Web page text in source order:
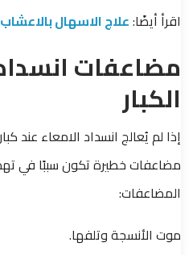
اقرأ أيضًا:علاج الاسهال
مضاعفات
الكبار
إذا لم يُعالج انسداد الامعاء عند
مضاعفات خطيرة تكون سببًا في
المضاعفات:
موت الأنسجة وتلفها.